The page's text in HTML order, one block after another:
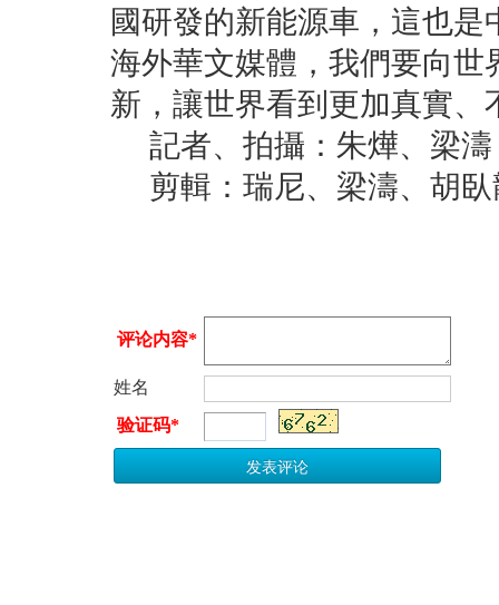
國研發的新能源車，這也
海外華文媒體，我們要向
新，讓世界看到更加真實
記者、拍攝：朱燁、梁濤
剪輯：瑞尼、梁濤、胡臥
评论内容*
姓名
验证码*